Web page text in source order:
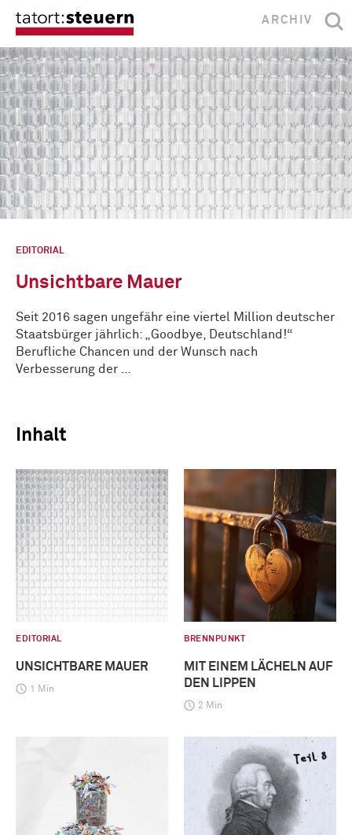
ARCHIV
EDITORIAL
Unsichtbare Mauer
Seit 2016 sagen ungefähr eine viertel Million deutscher
Staatsbürger jährlich: „Goodbye, Deutschland!“
Berufliche Chancen und der Wunsch nach
Verbesserung der …
Inhalt
EDITORIAL
UNSICHTBARE MAUER
1 Min
BRENNPUNKT
MIT EINEM LÄCHELN AUF
DEN LIPPEN
2 Min